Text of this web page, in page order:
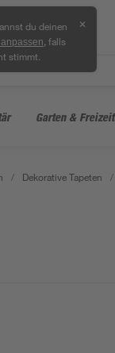
du deinen
anpassen , falls
stimmt.
✕
Garten & Freizeit
/ Dekorative Tapeten /